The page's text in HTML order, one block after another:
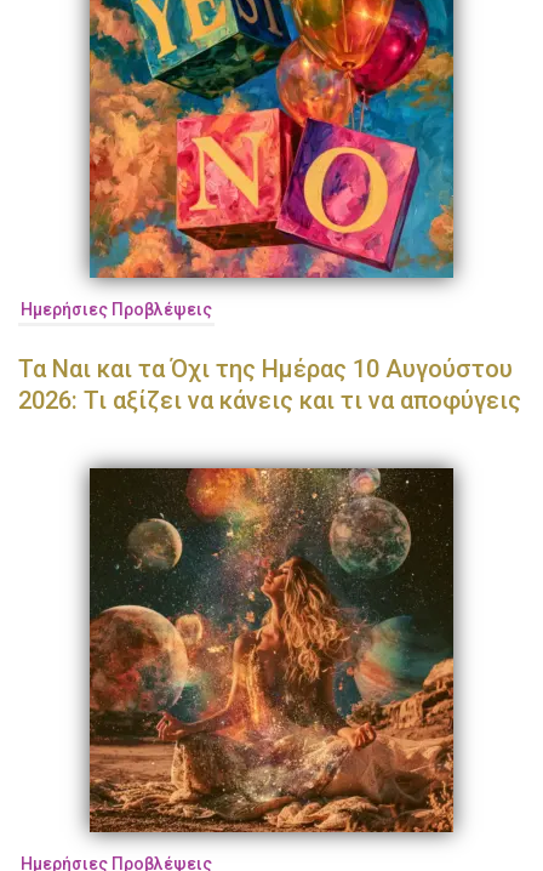
Ημερήσιες Προβλέψεις
Τα Ναι και τα Όχι της Ημέρας 10 Αυγούστου
2026: Τι αξίζει να κάνεις και τι να αποφύγεις
Ημερήσιες Προβλέψεις